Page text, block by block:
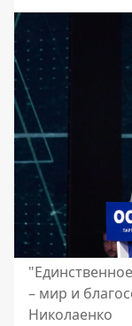
– мир и
Николаенко